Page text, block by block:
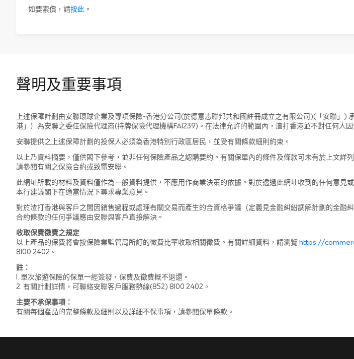
如要索償，請按此 。
聲明及重要事項
上述保障計劃由安聯環球企業及專項保險-香港分公司(於德意志聯邦共和國註冊成立之有限公司)(「安聯」
港」）為安聯之委任保險代理商(持牌保險代理機構FA1239)。在法律允許的範圍內，渣打香港並不對任何人
安聯提供之上述保障計劃的投保人必須為香港特別行政區居民，並受有關條款細則約束。
以上乃資料摘要，僅供閣下參考，並非任何保險產品之認購要約。有關保單內的條件及條款可未有於上文
請參閱有關之保險合約或致電安聯。
此網址所載的材料及資料僅作為一般資料提供，不應用作商業決策的依據。對於透過此網址收到的任何意
本行建議閣下在適當情況下尋求專業意見。
對於渣打香港與客戶之間因銷售過程或處理有關交易而產生的合資格爭議（定義見金融糾紛調解計劃的金
合約條款的任何爭議應由安聯與客戶直接解決。
收取保費徵費之規定
以上產品的保費將會按保險業監管局所訂的徵費比率收取相關徵費。有關詳細資料，請瀏覽https://
8100 2402。
註：
1. 單次旅遊保險的保單一經簽發，保費及徵費概不退還。
2. 有關計劃詳情，可聯絡安聯客戶服務熱線(852) 8100 2402。
主要不承保事項：
有關每個產品的完整條款及細則以及詳細不保事項，請參閱保單條款。